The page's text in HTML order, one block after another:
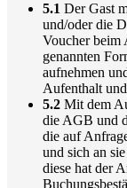
5.1 Der Gast
und/oder die
Voucher beim
genannten
aufnehmen
Aufenthalt
5.2 Mit dem
die AGB und
die auf
und sich an
diese hat der